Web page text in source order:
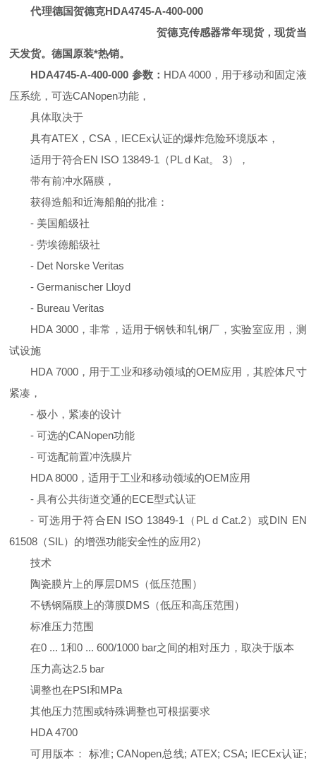
代理德国贺德克HDA4745-A-400-000
贺德克传感器常年现货，现货当
天发货。德国原装*热销。
HDA4745-A-400-000 参数： HDA 4000，用于移动和固定液
压系统，可选CANopen功能，
具体取决于
具有ATEX，CSA，IECEx认证的爆炸危险环境版本，
适用于符合EN ISO 13849-1（PL d Kat。 3），
带有前冲水隔膜，
获得造船和近海船舶的批准：
- 美国船级社
- 劳埃德船级社
- Det Norske Veritas
- Germanischer Lloyd
- Bureau Veritas
HDA 3000，非常，适用于钢铁和轧钢厂，实验室应用，测
试设施
HDA 7000，用于工业和移动领域的OEM应用，其腔体尺寸
紧凑，
- 极小，紧凑的设计
- 可选的CANopen功能
- 可选配前置冲洗膜片
HDA 8000，适用于工业和移动领域的OEM应用
- 具有公共街道交通的ECE型式认证
- 可选用于符合EN ISO 13849-1（PL d Cat.2）或DIN EN
61508（SIL）的增强功能安全性的应用2）
技术
陶瓷膜片上的厚层DMS（低压范围）
不锈钢隔膜上的薄膜DMS（低压和高压范围）
标准压力范围
在0 ... 1和0 ... 600/1000 bar之间的相对压力，取决于版本
压力高达2.5 bar
调整也在PSI和MPa
其他压力范围或特殊调整也可根据要求
HDA 4700
可用版本： 标准; CANopen总线; ATEX; CSA; IECEx认证;